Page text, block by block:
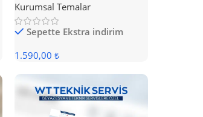
Kurumsal Temalar
Sepette Ekstra indirim
1.590,00 ₺